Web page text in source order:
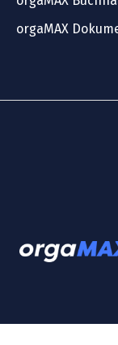
orgaMAX